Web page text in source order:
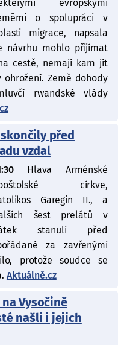
evropskými
o spolupráci v
migrace, napsala
návrhu mohlo přijímat
cestě, nemají kam jít
Země dohody
rwandské vlády
před
vzdal
Hlava Arménské
církve,
Garegin II., a
šest prelátů v
stanuli před
za zavřenými
protože soudce se
Aktuálně.cz
Vysočině
našli i jejich